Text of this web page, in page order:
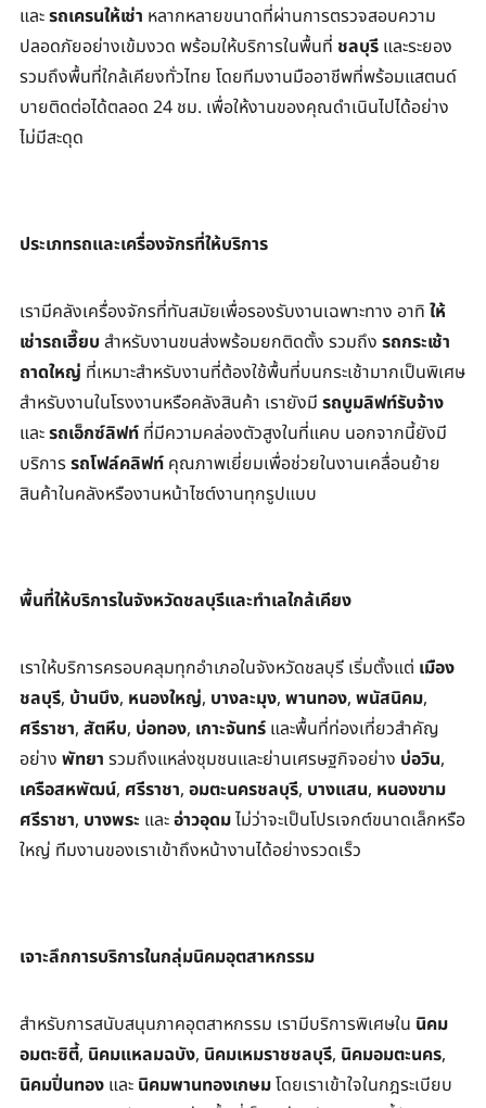
และ รถเครนให้เช่า หลากหลายขนาดที่ผ่านการตรวจสอบความ
ปลอดภัยอย่างเข้มงวด พร้อมให้บริการในพื้นที่ ชลบุรี และระยอง
รวมถึงพื้นที่ใกล้เคียงทั่วไทย โดยทีมงานมืออาชีพที่พร้อมแสตนด์
บายติดต่อได้ตลอด 24 ชม. เพื่อให้งานของคุณดำเนินไปได้อย่าง
ไม่มีสะดุด
ประเภทรถและเครื่องจักรที่ให้บริการ
เรามีคลังเครื่องจักรที่ทันสมัยเพื่อรองรับงานเฉพาะทาง อาทิ ให้
เช่ารถเฮี๊ยบ สำหรับงานขนส่งพร้อมยกติดตั้ง รวมถึง รถกระเช้า
ถาดใหญ่ ที่เหมาะสำหรับงานที่ต้องใช้พื้นที่บนกระเช้ามากเป็นพิเศษ
สำหรับงานในโรงงานหรือคลังสินค้า เรายังมี รถบูมลิฟท์รับจ้าง
และ รถเอ็กซ์ลิฟท์ ที่มีความคล่องตัวสูงในที่แคบ นอกจากนี้ยังมี
บริการ รถโฟล์คลิฟท์ คุณภาพเยี่ยมเพื่อช่วยในงานเคลื่อนย้าย
สินค้าในคลังหรืองานหน้าไซต์งานทุกรูปแบบ
พื้นที่ให้บริการในจังหวัดชลบุรีและทำเลใกล้เคียง
เราให้บริการครอบคลุมทุกอำเภอในจังหวัดชลบุรี เริ่มตั้งแต่ เมือง
ชลบุรี, บ้านบึง, หนองใหญ่, บางละมุง, พานทอง, พนัสนิคม
ศรีราชา, สัตหีบ, บ่อทอง, เกาะจันทร์ และพื้นที่ท่องเที่ยวสำคัญ
อย่าง พัทยา รวมถึงแหล่งชุมชนและย่านเศรษฐกิจอย่าง บ่อวิน
เครือสหพัฒน์, ศรีราชา, อมตะนครชลบุรี, บางแสน, หนองขาม
ศรีราชา, บางพระ และ อ่าวอุดม ไม่ว่าจะเป็นโปรเจกต์ขนาดเล็กหรือ
ใหญ่ ทีมงานของเราเข้าถึงหน้างานได้อย่างรวดเร็ว
เจาะลึกการบริการในกลุ่มนิคมอุตสาหกรรม
สำหรับการสนับสนุนภาคอุตสาหกรรม เรามีบริการพิเศษใน นิคม
อมตะซิตี้, นิคมแหลมฉบัง, นิคมเหมราชชลบุรี, นิคมอมตะนคร
นิคมปิ่นทอง และ นิคมพานทองเกษม โดยเราเข้าใจในกฎระเบียบ